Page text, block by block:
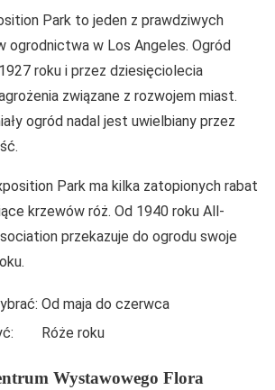
Park to jeden z prawdziwych
ogrodnictwa w Los Angeles. Ogród
roku i przez dziesięciolecia
związane z rozwojem miast.
ogród nadal jest uwielbiany przez
Park ma kilka zatopionych rabat
krzewów róż. Od 1940 roku All-
przekazuje do ogrodu swoje
Od maja do czerwca
Róże roku
Wystawowego Flora